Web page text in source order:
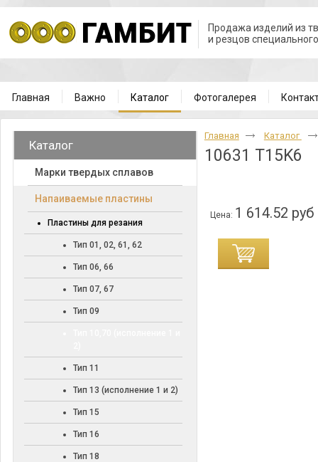
Продажа изделий из
и резцов
Главная Важно Каталог Фотогалерея
Каталог
Марки твердых сплавов
Напаиваемые пластины
Пластины для резания
Тип 01, 02, 61, 62
Тип 06, 66
Тип 07, 67
Тип 09
Тип 11
Тип 13 (исполнение 1 и 2)
Тип 15
Тип 16
Тип 18
Главная Каталог
10631 T15K6
Цена: 1 614.52 руб